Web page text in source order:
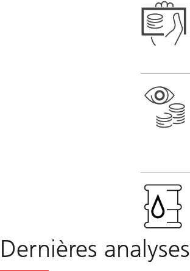
Dernières analyses